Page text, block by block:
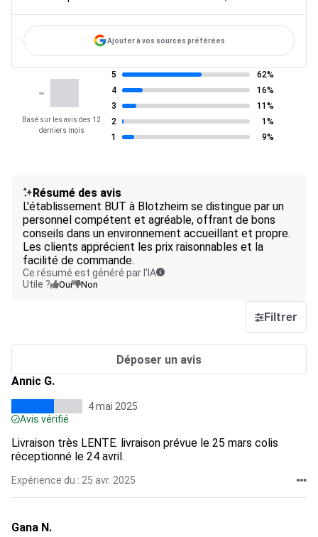
Ajouter à vos sources préférées
-
Basé sur les avis des 12
derniers mois
5
62%
4
16%
3
11%
2
1%
1
9%
Résumé des avis
L'établissement BUT à Blotzheim se distingue par un
personnel compétent et agréable, offrant de bons
conseils dans un environnement accueillant et propre.
Les clients apprécient les prix raisonnables et la
facilité de commande.
Ce résumé est généré par l’IA
Utile ?
Oui Non
Filtrer
Déposer un avis
Annic G.
4 mai 2025
Avis vérifié
Livraison très LENTE. livraison prévue le 25 mars colis
réceptionné le 24 avril.
Expérience du : 25 avr. 2025
Gana N.